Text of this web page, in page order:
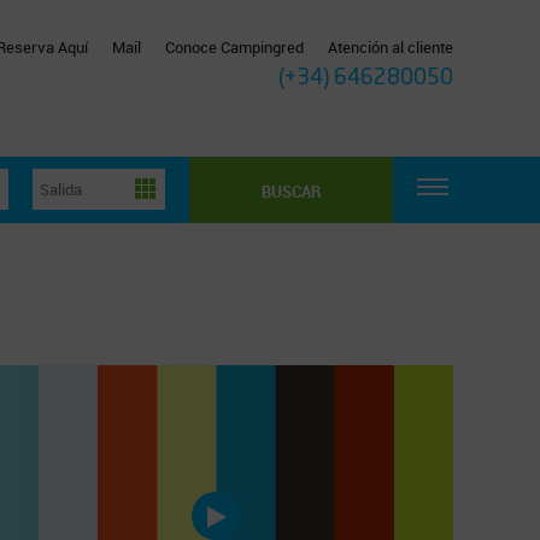
Aquí Mail
Conoce Campingred
(+34) 646280050
Atención al cliente
BUSCAR